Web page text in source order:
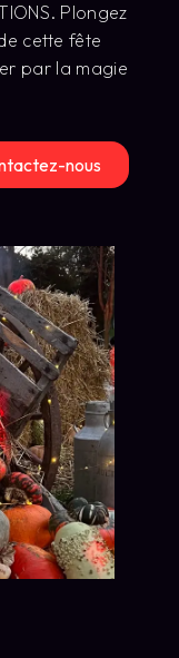
Plongez
cette fête
par la magie
nous